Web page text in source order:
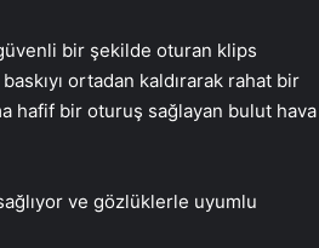
bir şekilde oturan klips
ortadan kaldırarak rahat bir
hafif bir oturuş sağlayan bulut hava
ve gözlüklerle uyumlu